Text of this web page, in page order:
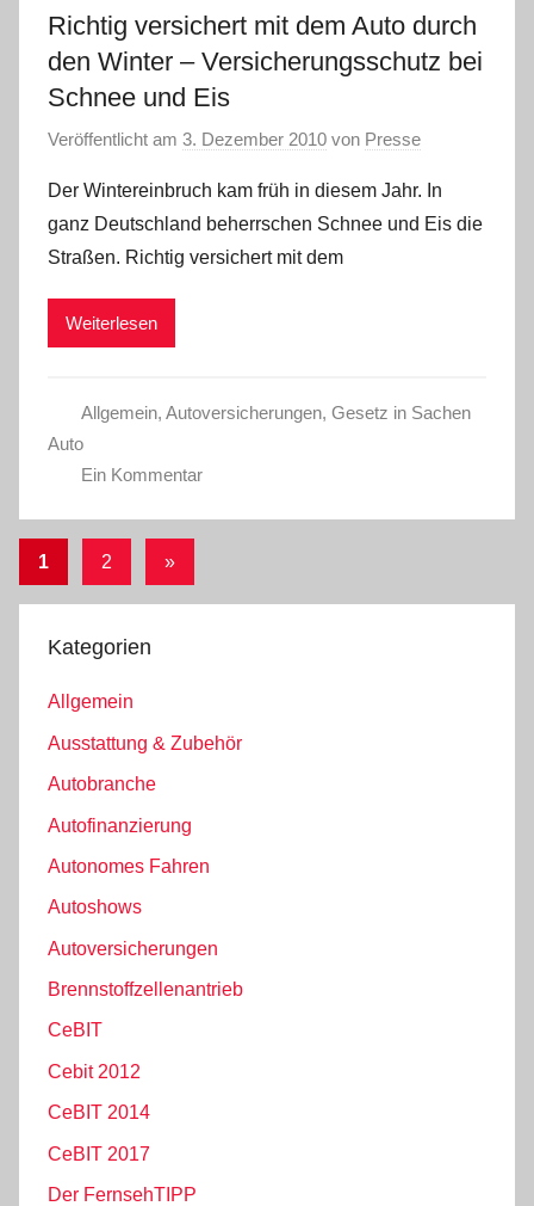
Richtig versichert mit dem Auto durch
den Winter – Versicherungsschutz bei
Schnee und Eis
Veröffentlicht am 3. Dezember 2010 von Presse
Der Wintereinbruch kam früh in diesem Jahr. In
ganz Deutschland beherrschen Schnee und Eis die
Straßen. Richtig versichert mit dem
Weiterlesen
Allgemein, Autoversicherungen, Gesetz in Sachen
Auto
Ein Kommentar
Seitennummerierung
der
Beiträge
1 2
Nächste
»
Kategorien
Allgemein
Ausstattung & Zubehör
Autobranche
Autofinanzierung
Autonomes Fahren
Autoshows
Autoversicherungen
Brennstoffzellenantrieb
CeBIT
Cebit 2012
CeBIT 2014
CeBIT 2017
Der FernsehTIPP